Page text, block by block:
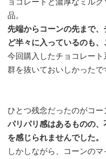
品。
先端からコーンの先まで
ど半々に入っているのも、
今回購入したチョコレート
群を抜いておいしかったで
ひとつ残念だったのがコー
パリパリ感はあるものの
を感じられませんでした。
しかしながら、コーンの